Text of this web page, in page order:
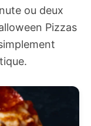
ou deux
Pizzas